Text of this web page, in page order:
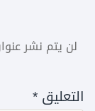
لن يتم نشر
التعليق*